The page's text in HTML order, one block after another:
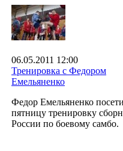
06.05.2011 12:00
Тренировка с Федором
Емельяненко
Федор Емельяненко
пятницу тренировку
России по боевому самбо.